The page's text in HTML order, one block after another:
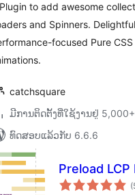
to add awesome
and Spinners.
focused Pure CSS
catchsquare
ມີການຕິດຕັ້ງທີ່ໃຊ້ງານຢູ່
ທົດສອບແລ້ວກັບ 6.6.6
Preload LCP